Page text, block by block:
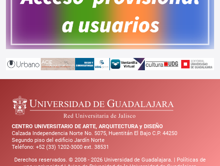
CENTRO UNIVERSITARIO DE ARTE, ARQUITECTURA y DISEÑO
Calzada Independencia Norte No. 5075, Huentitán El Bajo C.P. 44250
Segundo piso del edificio Jardín Norte
Teléfono: +52 (33) 1202-3000 ext. 38531
Derechos reservados. © 2008 - 2026 Universidad de Guadalajara. | Políticas de